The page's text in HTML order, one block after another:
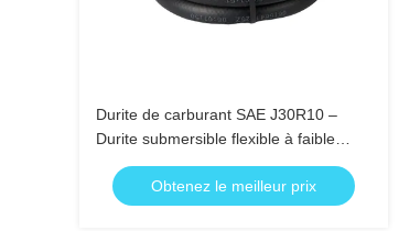
Durite de carburant SAE J30R10 –
Durite submersible flexible à faible
perméabilité pour essence, diesel et
éthanol
Obtenez le meilleur prix